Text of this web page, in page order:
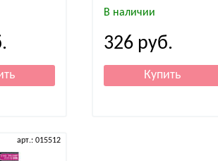
В наличии
326 руб.
арт.: 015512